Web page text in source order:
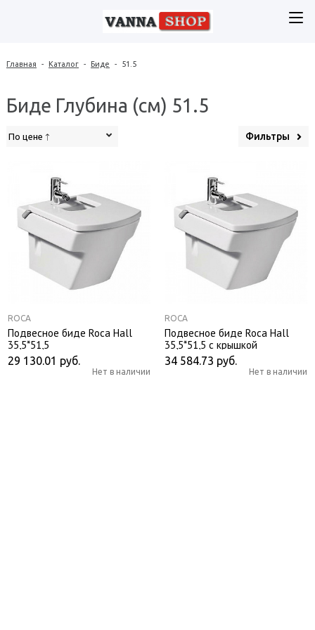
Главная - Каталог - Биде - 51.5
Биде Глубина (см) 51.5
По цене Фильтры
ROCA
Подвесное биде Roca Hall
35,5*51,5
29 130.01 руб.
Нет в наличии
ROCA
Подвесное биде Roca Hall
35,5*51,5 с крышкой
34 584.73 руб.
Нет в наличии